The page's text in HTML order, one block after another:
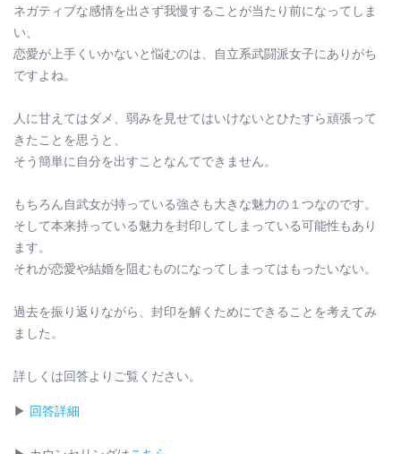
ネガティブな感情を出さず我慢することが当たり前になってしま
い、
恋愛が上手くいかないと悩むのは、自立系武闘派女子にありがち
ですよね。
人に甘えてはダメ、弱みを見せてはいけないとひたすら頑張って
きたことを思うと、
そう簡単に自分を出すことなんてできません。
もちろん自武女が持っている強さも大きな魅力の１つなのです。
そして本来持っている魅力を封印してしまっている可能性もあり
ます。
それが恋愛や結婚を阻むものになってしまってはもったいない。
過去を振り返りながら、封印を解くためにできることを考えてみ
ました。
詳しくは回答よりご覧ください。
▶︎ 回答詳細